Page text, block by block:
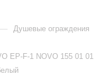
Душевые ограждения
EP-F-1 NOVO 155 01 01